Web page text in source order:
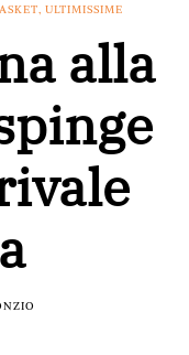
, ULTIMISSIME
alla